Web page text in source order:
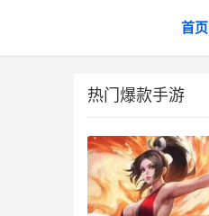
首页
热门爆款手游